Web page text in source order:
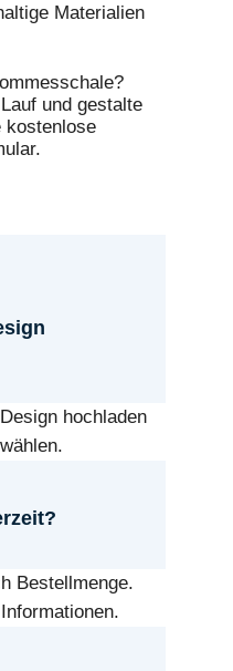
Materialien
und gestalte
kostenlose
hochladen
Bestellmenge.